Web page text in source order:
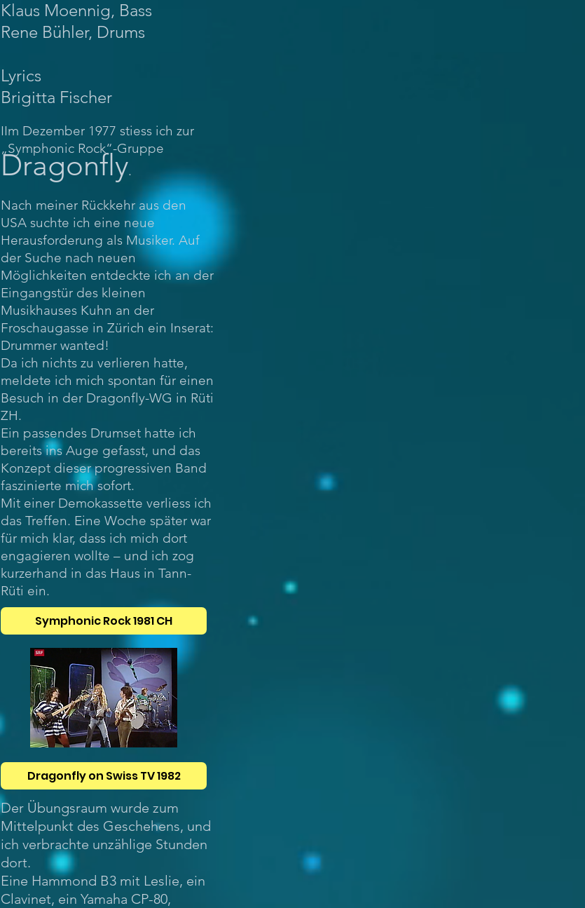
Klaus Moennig, Bass
Rene Bühler, Drums
Lyrics
Brigitta Fischer
IIm Dezember 1977 stiess ich zur
„Symphonic Rock“-Gruppe
Dragonfly.
Nach meiner Rückkehr aus den
USA suchte ich eine neue
Herausforderung als Musiker. Auf
der Suche nach neuen
Möglichkeiten entdeckte ich an der
Eingangstür des kleinen
Musikhauses Kuhn an der
Froschaugasse in Zürich ein Inserat:
Drummer wanted!
Da ich nichts zu verlieren hatte,
meldete ich mich spontan für einen
Besuch in der Dragonfly-WG in Rüti
ZH.
Ein passendes Drumset hatte ich
bereits ins Auge gefasst, und das
Konzept dieser progressiven Band
faszinierte mich sofort.
Mit einer Demokassette verliess ich
das Treffen. Eine Woche später war
für mich klar, dass ich mich dort
engagieren wollte – und ich zog
kurzerhand in das Haus in Tann-
Rüti ein.
Der Übungsraum wurde zum
Mittelpunkt des Geschehens, und
ich verbrachte unzählige Stunden
dort.
Eine Hammond B3 mit Leslie, ein
Clavinet, ein Yamaha CP-80,
Symphonic Rock 1981 CH
Dragonfly on Swiss TV 1982